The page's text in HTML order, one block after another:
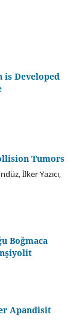
is Developed
Tumors
İlker Yazıcı,
Boğmaca
Apandisit